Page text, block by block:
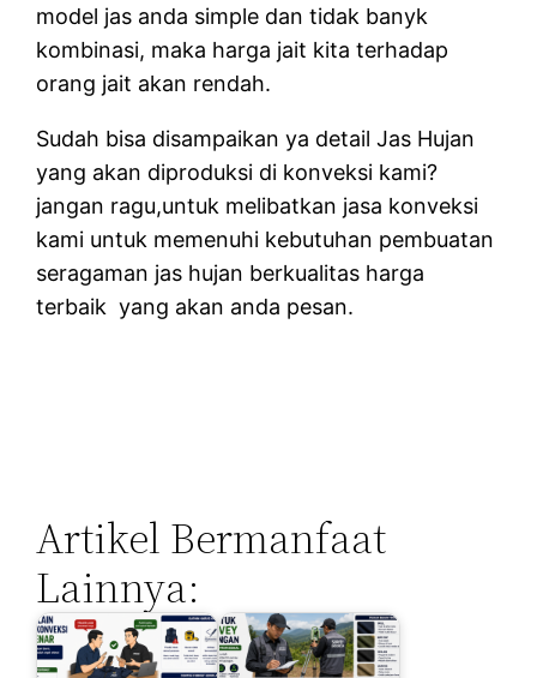
model jas anda simple dan tidak banyk
kombinasi, maka harga jait kita terhadap
orang jait akan rendah.
Sudah bisa disampaikan ya detail Jas Hujan
yang akan diproduksi di konveksi kami?
jangan ragu,untuk melibatkan jasa konveksi
kami untuk memenuhi kebutuhan pembuatan
seragaman jas hujan berkualitas harga
terbaik yang akan anda pesan.
Artikel Bermanfaat
Lainnya: